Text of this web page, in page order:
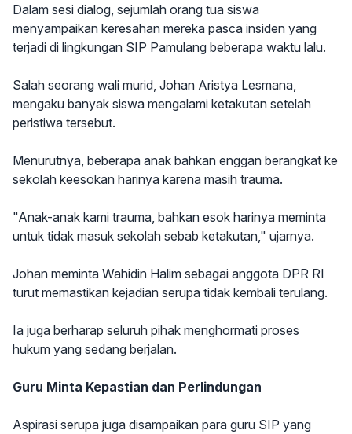
Dalam sesi dialog, sejumlah orang tua siswa
menyampaikan keresahan mereka pasca insiden yang
terjadi di lingkungan SIP Pamulang beberapa waktu lalu.
Salah seorang wali murid, Johan Aristya Lesmana,
mengaku banyak siswa mengalami ketakutan setelah
peristiwa tersebut.
Menurutnya, beberapa anak bahkan enggan berangkat ke
sekolah keesokan harinya karena masih trauma.
"Anak-anak kami trauma, bahkan esok harinya meminta
untuk tidak masuk sekolah sebab ketakutan," ujarnya.
Johan meminta Wahidin Halim sebagai anggota DPR RI
turut memastikan kejadian serupa tidak kembali terulang.
Ia juga berharap seluruh pihak menghormati proses
hukum yang sedang berjalan.
Guru Minta Kepastian dan Perlindungan
Aspirasi serupa juga disampaikan para guru SIP yang